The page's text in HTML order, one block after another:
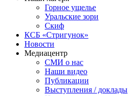
Горное ущелье
Уральские зори
Скиф
КСБ «Стригунок»
Новости
Медиацентр
СМИ о нас
Наши видео
Публикации
Выступления / доклады